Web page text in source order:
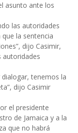
asunto ante los
las autoridades
la sentencia
dijo Casimir,
autoridades
tenemos la
dijo Casimir
el presidente
de Jamaica y a la
que no habrá